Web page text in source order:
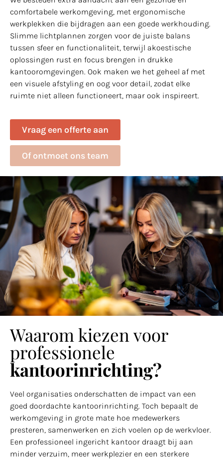
comfortabele werkomgeving, met ergonomische
werkplekken die bijdragen aan een goede werkhouding.
Slimme lichtplannen zorgen voor de juiste balans
tussen sfeer en functionaliteit, terwijl akoestische
oplossingen rust en focus brengen in drukke
kantooromgevingen. Ook maken we het geheel af met
een visuele afstyling en oog voor detail, zodat elke
ruimte niet alleen functioneert, maar ook inspireert.
Vraag een offerte aan
Of ontmoet ons team
Waarom kiezen voor
professionele
kantoorinrichting?
Veel organisaties onderschatten de impact van een
goed doordachte kantoorinrichting. Toch bepaalt de
werkomgeving in grote mate hoe medewerkers
presteren, samenwerken en zich voelen op de werkvloer.
Een professioneel ingericht kantoor draagt bij aan
minder verzuim, meer werkplezier en een sterkere